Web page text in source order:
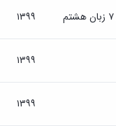
۱۳۹۹
۱۳۹۹
۱۳۹۹